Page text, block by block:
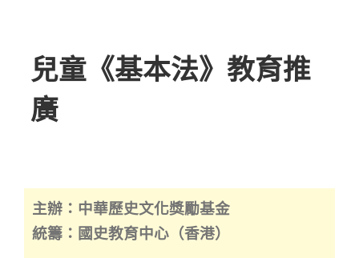
兒童《基本法》教育推
廣
主辦：中華歷史文化獎勵基金
統籌：國史教育中心（香港）